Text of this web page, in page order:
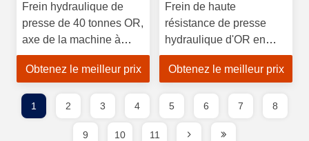
Frein hydraulique de
presse de 40 tonnes OR,
axe de la machine à
cintrer 2 de barre d'acier
Obtenez le meilleur prix
Frein de haute
résistance de presse
hydraulique d'OR en
structure de soudure de
plat de feuille
Obtenez le meilleur prix
1 2 3 4 5 6 7 8
9 10 11